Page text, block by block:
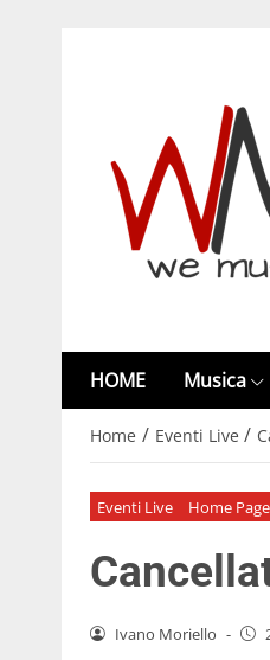
HOME Musica
Home / Eventi Live /
Eventi Live Home Page
Ivano Moriello -